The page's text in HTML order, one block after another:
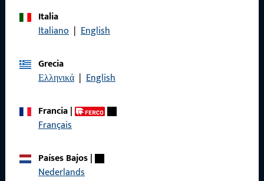
Italia
Italiano | English
Grecia
Ελληνικά | English
Francia|
Français
Países Bajos|
Nederlands
Protección de datos